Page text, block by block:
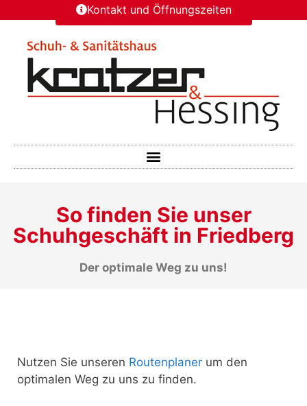
Kontakt und Öffnungszeiten
So finden Sie unser
Schuhgeschäft in Friedberg
Der optimale Weg zu uns!
Nutzen Sie unseren Routenplaner um den
optimalen Weg zu uns zu finden.